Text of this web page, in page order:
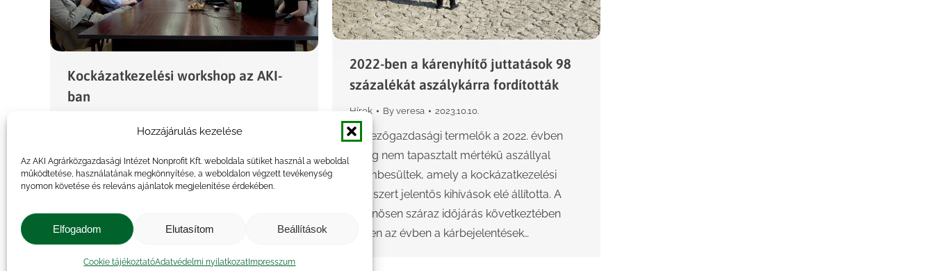
Hozzájárulás kezelése
Az AKI Agrárközgazdasági Intézet Nonprofit Kft. weboldala sütiket használ a weboldal
működtetése, használatának megkönnyítése, a weboldalon végzett tevékenység
nyomon követése és releváns ajánlatok megjelenítése érdekében.
Elfogadom Elutasítom Beállítások
Cookie tájékoztatóAdatvédelmi nyilatkozat Impresszum
2022-ben a kárenyhítő juttatások 98
százalékát aszálykárra fordították
Hírek By veresa 2023.10.10.
A mezőgazdasági termelők a 2022. évben
eddig nem tapasztalt mértékű aszállyal
szembesültek, amely a kockázatkezelési
rendszert jelentős kihívások elé állította. A
különösen száraz időjárás következtében
ebben az évben a kárbejelentések…
Kockázatkezelési workshop az AKI-
ban
kilencedik alkalommal, 2023. május 30-án
rendezte meg éves workshopját, mely A
2022. évi tapasztalatai címet viselte. A
rendezvény programterve a korábbiakhoz
képest…